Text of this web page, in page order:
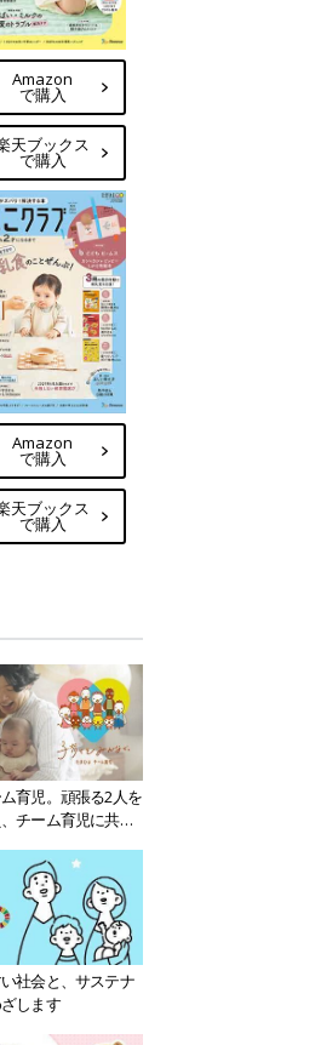
Amazon
で購入
天ブックス
で購入
Amazon
で購入
天ブックス
で購入
育児。頑張る2人を
チーム育児に共感
社会と、サステナ
します